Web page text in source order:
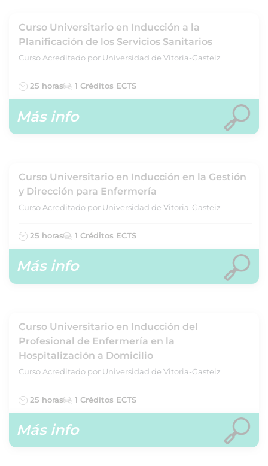
Curso Universitario en Inducción a la
Planificación de los Servicios Sanitarios
Curso Acreditado por Universidad de Vitoria-Gasteiz
25 horas 1 Créditos ECTS
Más info
Curso Universitario en Inducción en la Gestión
y Dirección para Enfermería
Curso Acreditado por Universidad de Vitoria-Gasteiz
25 horas 1 Créditos ECTS
Más info
Curso Universitario en Inducción del
Profesional de Enfermería en la
Hospitalización a Domicilio
Curso Acreditado por Universidad de Vitoria-Gasteiz
25 horas 1 Créditos ECTS
Más info